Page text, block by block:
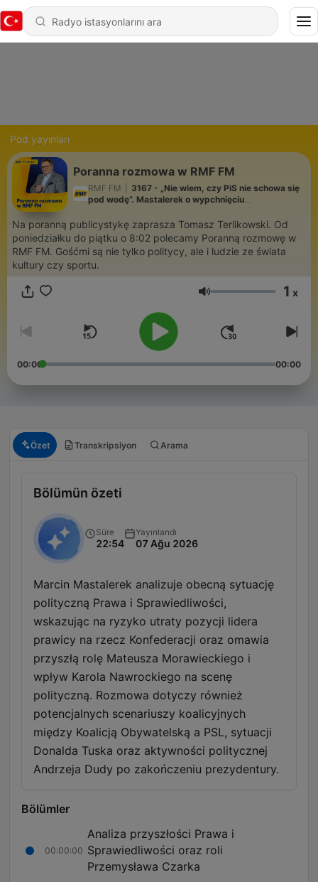
Pod yayınları
Poranna rozmowa w RMF FM
RMF FM
3167 - „Nie wiem, czy PiS nie schowa się
pod wodę”. Mastalerek o wypchnięciu
Na poranną publicystykę zaprasza Tomasz Terlikowski. Od
poniedziałku do piątku o 8:02 polecamy Poranną rozmowę w
RMF FM. Gośćmi są nie tylko politycy, ale i ludzie ze świata
kultury czy sportu.
Ses 1 x
00:00 00:00
Özet Transkripsiyon Arama
Bölümün özeti
Süre
22:54
Yayınlandı
07 Ağu 2026
Marcin Mastalerek analizuje obecną sytuację
polityczną Prawa i Sprawiedliwości,
wskazując na ryzyko utraty pozycji lidera
prawicy na rzecz Konfederacji oraz omawia
przyszłą rolę Mateusza Morawieckiego i
wpływ Karola Nawrockiego na scenę
polityczną. Rozmowa dotyczy również
potencjalnych scenariuszy koalicyjnych
między Koalicją Obywatelską a PSL, sytuacji
Donalda Tuska oraz aktywności politycznej
Andrzeja Dudy po zakończeniu prezydentury.
Bölümler
00:00:00
Analiza przyszłości Prawa i
Sprawiedliwości oraz roli
Przemysława Czarka